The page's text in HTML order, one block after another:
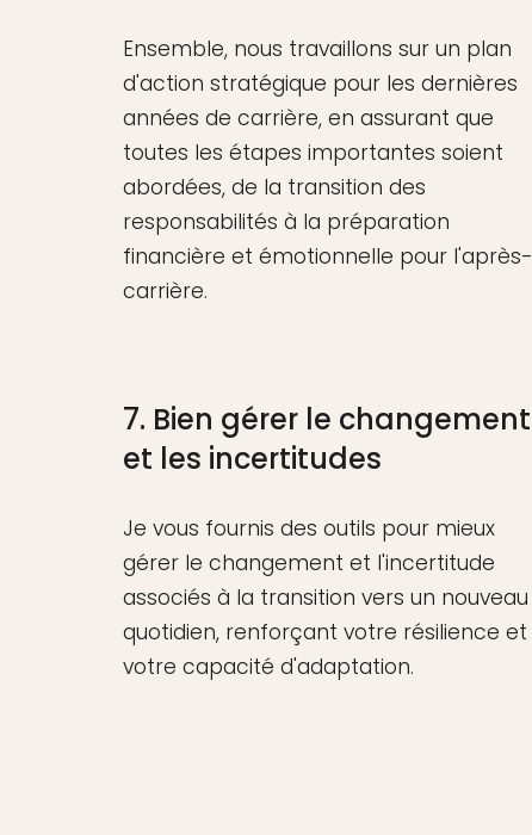
Ensemble, nous travaillons sur un plan
d'action stratégique pour les dernières
années de carrière, en assurant que
toutes les étapes importantes soient
abordées, de la transition des
responsabilités à la préparation
financière et émotionnelle pour l'après-
carrière.
7. Bien gérer le changement
et les incertitudes
Je vous fournis des outils pour mieux
gérer le changement et l'incertitude
associés à la transition vers un nouveau
quotidien, renforçant votre résilience et
votre capacité d'adaptation.